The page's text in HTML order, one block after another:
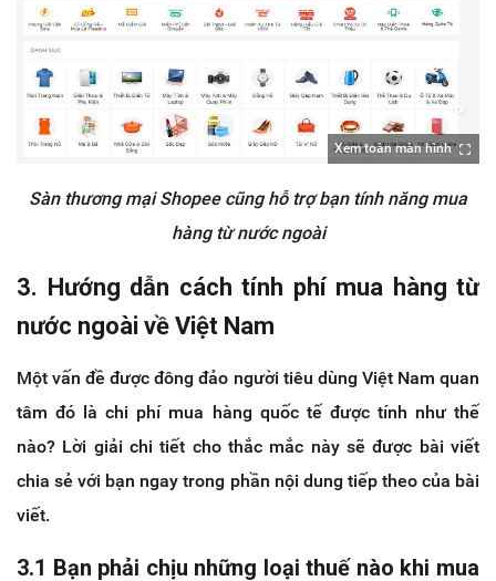
Xem toàn màn hình
Sàn thương mại Shopee cũng hỗ trợ bạn tính năng mua
hàng từ nước ngoài
3. Hướng dẫn cách tính phí mua hàng từ
nước ngoài về Việt Nam
Một vấn đề được đông đảo người tiêu dùng Việt Nam quan
tâm đó là chi phí mua hàng quốc tế được tính như thế
nào? Lời giải chi tiết cho thắc mắc này sẽ được bài viết
chia sẻ với bạn ngay trong phần nội dung tiếp theo của bài
viết.
3.1 Bạn phải chịu những loại thuế nào khi mua